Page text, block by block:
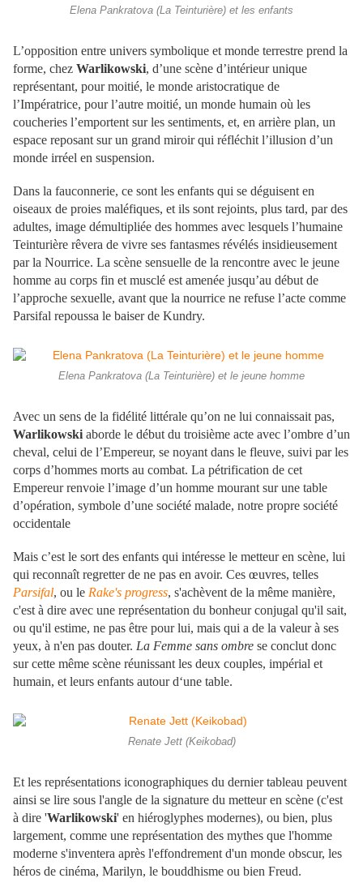
Elena Pankratova (La Teinturière) et les enfants
L’opposition entre univers symbolique et monde terrestre prend la
forme, chez Warlikowski, d’une scène d’intérieur unique
représentant, pour moitié, le monde aristocratique de
l’Impératrice, pour l’autre moitié, un monde humain où les
coucheries l’emportent sur les sentiments, et, en arrière plan, un
espace reposant sur un grand miroir qui réfléchit l’illusion d’un
monde irréel en suspension.
Dans la fauconnerie, ce sont les enfants qui se déguisent en
oiseaux de proies maléfiques, et ils sont rejoints, plus tard, par des
adultes, image démultipliée des hommes avec lesquels l’humaine
Teinturière rêvera de vivre ses fantasmes révélés insidieusement
par la Nourrice. La scène sensuelle de la rencontre avec le jeune
homme au corps fin et musclé est amenée jusqu’au début de
l’approche sexuelle, avant que la nourrice ne refuse l’acte comme
Parsifal repoussa le baiser de Kundry.
Elena Pankratova (La Teinturière) et le jeune homme
Avec un sens de la fidélité littérale qu’on ne lui connaissait pas,
Warlikowski aborde le début du troisième acte avec l’ombre d’un
cheval, celui de l’Empereur, se noyant dans le fleuve, suivi par les
corps d’hommes morts au combat. La pétrification de cet
Empereur renvoie l’image d’un homme mourant sur une table
d’opération, symbole d’une société malade, notre propre société
occidentale
Mais c’est le sort des enfants qui intéresse le metteur en scène, lui
qui reconnaît regretter de ne pas en avoir. Ces œuvres, telles
Parsifal, ou le Rake's progress, s'achèvent de la même manière,
c'est à dire avec une représentation du bonheur conjugal qu'il sait,
ou qu'il estime, ne pas être pour lui, mais qui a de la valeur à ses
yeux, à n'en pas douter. La Femme sans ombre se conclut donc
sur cette même scène réunissant les deux couples, impérial et
humain, et leurs enfants autour d‘une table.
Renate Jett (Keikobad)
Et les représentations iconographiques du dernier tableau peuvent
ainsi se lire sous l'angle de la signature du metteur en scène (c'est
à dire 'Warlikowski' en hiéroglyphes modernes), ou bien, plus
largement, comme une représentation des mythes que l'homme
moderne s'inventera après l'effondrement d'un monde obscur, les
héros de cinéma, Marilyn, le bouddhisme ou bien Freud.